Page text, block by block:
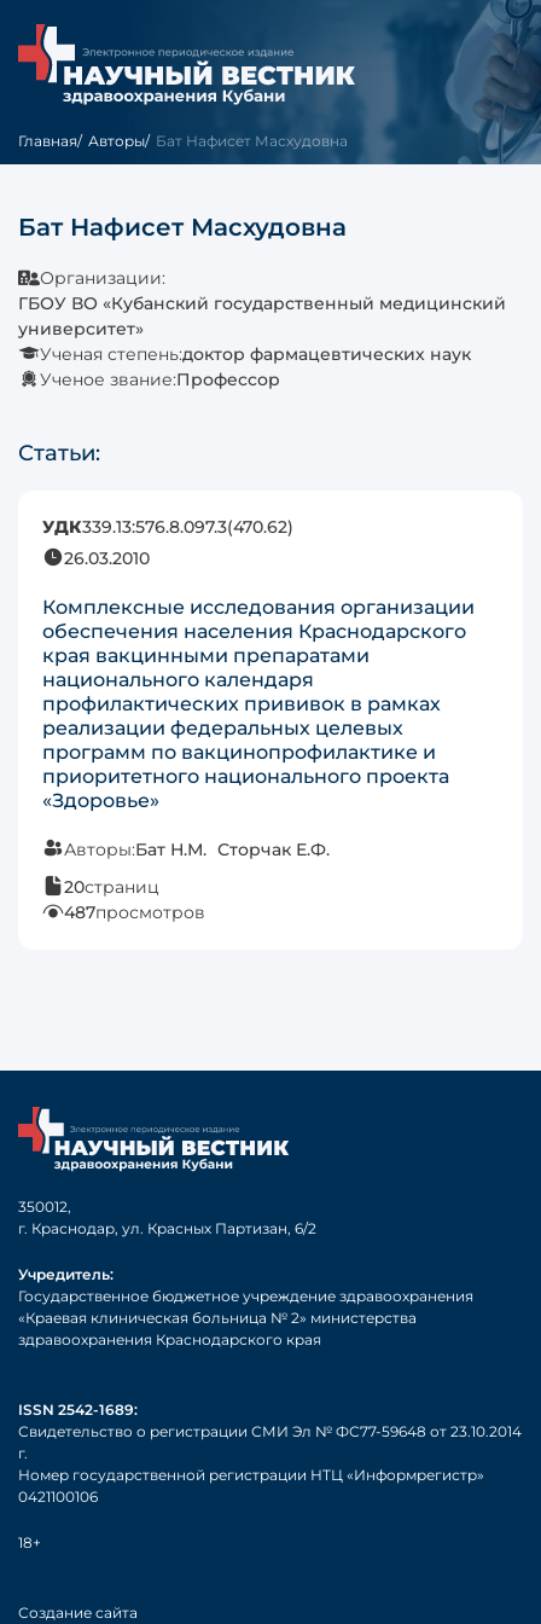
Главная Авторы Бат Нафисет Масхудовна
Бат Нафисет Масхудовна
Организации:
ГБОУ ВО «Кубанский государственный медицинский
университет»
Ученая степень:доктор фармацевтических наук
Ученое звание:Профессор
Статьи:
УДК339.13:576.8.097.3(470.62)
26.03.2010
Комплексные исследования организации
обеспечения населения Краснодарского
края вакцинными препаратами
национального календаря
профилактических прививок в рамках
реализации федеральных целевых
программ по вакцинопрофилактике и
приоритетного национального проекта
«Здоровье»
Авторы:Бат Н.М. Сторчак Е.Ф.
20страниц
487просмотров
350012,
г. Краснодар, ул. Красных Партизан, 6/2
Учредитель:
Государственное бюджетное учреждение здравоохранения
«Краевая клиническая больница № 2» министерства
здравоохранения Краснодарского края
ISSN 2542-1689:
Свидетельство о регистрации СМИ Эл № ФС77-59648 от 23.10.2014
г.
Номер государственной регистрации НТЦ «Информрегистр»
0421100106
18+
Создание сайта